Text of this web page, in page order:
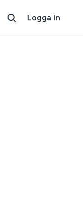
Logga in
MED 11 ANSTÄLLDA